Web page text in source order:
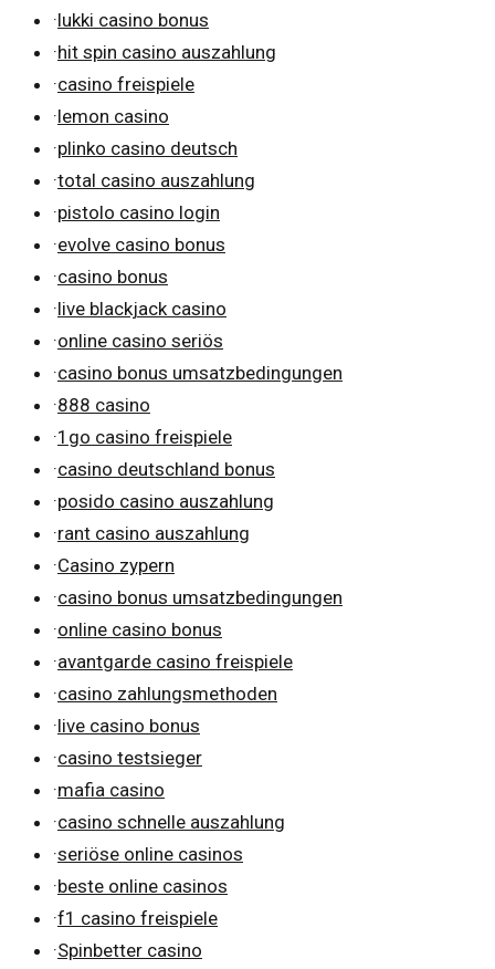
·lukki casino bonus
·hit spin casino auszahlung
·casino freispiele
·lemon casino
·plinko casino deutsch
·total casino auszahlung
·pistolo casino login
·evolve casino bonus
·casino bonus
·live blackjack casino
·online casino seriös
·casino bonus umsatzbedingungen
·888 casino
·1go casino freispiele
·casino deutschland bonus
·posido casino auszahlung
·rant casino auszahlung
·Casino zypern
·casino bonus umsatzbedingungen
·online casino bonus
·avantgarde casino freispiele
·casino zahlungsmethoden
·live casino bonus
·casino testsieger
·mafia casino
·casino schnelle auszahlung
·seriöse online casinos
·beste online casinos
·f1 casino freispiele
·Spinbetter casino